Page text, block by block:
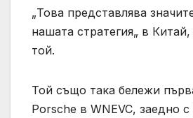
„Това представлява
нашата стратегия„ в Китай,
той.
Той също така бележи
Porsche в WNEVC, заедно